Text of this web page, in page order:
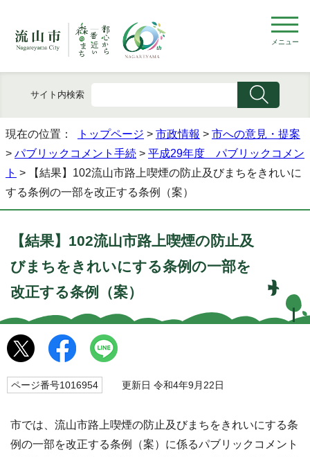
メニュー
サイト内検索
現在の位置： トップページ > 市政情報 > 市への意見・提案
> パブリックコメント手続 > 平成29年度 パブリックコメン
ト > 【結果】102流山市路上喫煙の防止及びまちをきれいに
する条例の一部を改正する条例（案）
【結果】102流山市路上喫煙の防止及
びまちをきれいにする条例の一部を
改正する条例（案）
ページ番号1016954 更新日 令和4年9月22日
市では、流山市路上喫煙の防止及びまちをきれいにする条
例の一部を改正する条例（案）に係るパブリックコメント